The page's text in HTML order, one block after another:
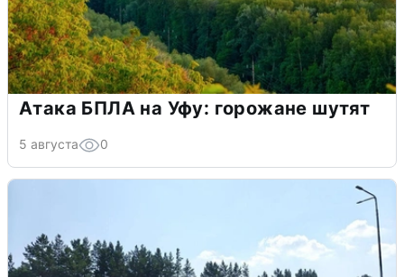
Атака БПЛА на Уфу: горожане шутят
5 августа 0